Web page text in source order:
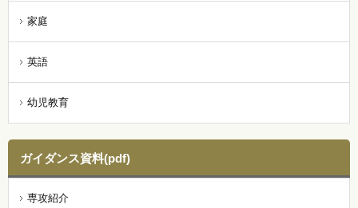
家庭
英語
幼児教育
ガイダンス資料(pdf)
専攻紹介